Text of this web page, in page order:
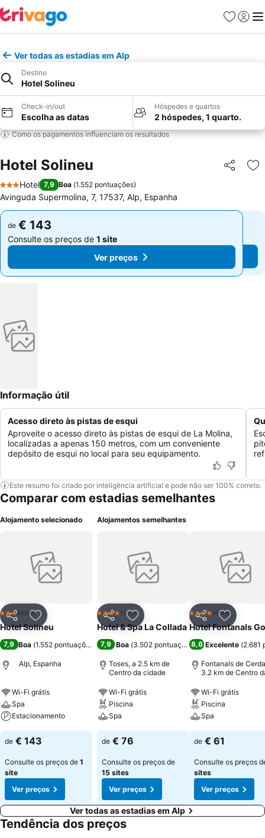
Favoritos
Iniciar
Ver todas as estadias em Alp
Destino
Hotel Solineu
Check-in/out
Escolha as datas
Hóspedes e quartos
2 hóspedes, 1 quarto.
Como os pagamentos influenciam os resultados
Hotel Solineu Partilhar
3 Estrelas
Hotel 7,9 Boa (1.552 pontuações)
Avinguda Supermolina, 7, 17537, Alp, Espanha
de € 143
Consulte os preços de 1 site
Ver preços
de € 143
Consulte os preços de 1 site
Ver preços
Informação útil
Acesso direto às pistas de esqui
Aproveite o acesso direto às pistas de esqui de La Molina,
localizadas a apenas 150 metros, com um conveniente
depósito de esqui no local para seu equipamento.
Este resumo foi criado por inteligência artificial e pode não ser 100% correto.
Comparar com estadias semelhantes
Alojamento selecionado
PartilharAdicionar aos favoritos
3 Estrelas
Hotel
Hotel Solineu
7,9 Boa (1.552 pontuações
Alp, Espanha
Wi-Fi grátis
Spa
Estacionamento
de € 143
Consulte os preços de 1
site
Ver preços
Alojamentos semelhantes
PartilharAdicionar aos favoritos
4 EstrelasHotel
Hotel & Spa La Collada
7,9 Boa (3.502 pontuações)
Toses, a 2.5 km de
Centro da cidade
Wi-Fi grátis
Piscina
Spa
de € 76
Consulte os preços de
15 sites
Ver preços
Partilhar
4 EstrelasHotel
Hotel Fontanals
8,6 Excelente (2.681
Fontanals de
3.2 km de Centro
Wi-Fi grátis
Piscina
Spa
de € 61
Consulte os preços
sites
Ver preços
Ver todas as estadias em Alp
Tendência dos preços